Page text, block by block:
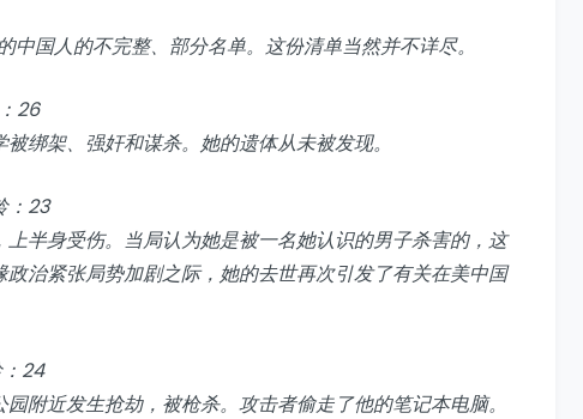
中国人的不完整、部分名单。这份清单当然并不详尽。
26
绑架、强奸和谋杀。她的遗体从未被发现。
：23
半身受伤。当局认为她是被一名她认识的男子杀害的，这
治紧张局势加剧之际，她的去世再次引发了有关在美中国
24
附近发生抢劫，被枪杀。攻击者偷走了他的笔记本电脑。